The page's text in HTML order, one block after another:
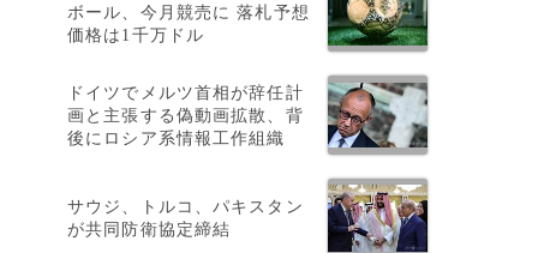
ボール、今月競売に 落札予想
価格は1千万ドル
ドイツでメルツ首相が辞任計
画と主張する偽動画拡散、背
後にロシア系情報工作組織
サウジ、トルコ、パキスタン
が共同防衛協定締結